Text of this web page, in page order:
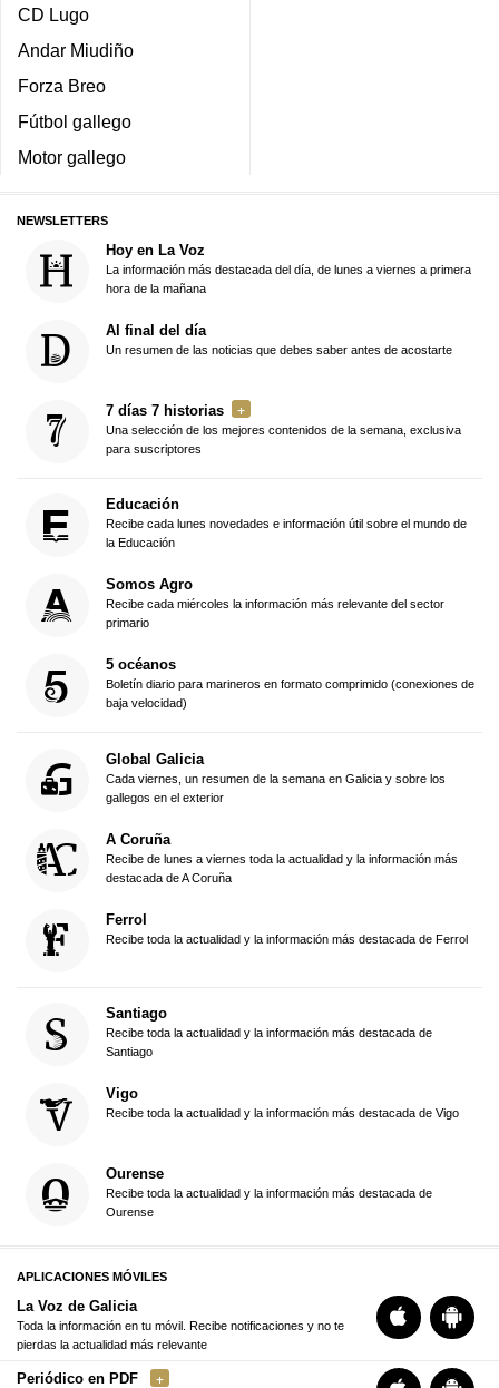
CD Lugo
Andar Miudiño
Forza Breo
Fútbol gallego
Motor gallego
NEWSLETTERS
Hoy en La Voz
La información más destacada del día, de lunes a viernes a primera
hora de la mañana
Al final del día
Un resumen de las noticias que debes saber antes de acostarte
7 días 7 historias
Una selección de los mejores contenidos de la semana, exclusiva
para suscriptores
Educación
Recibe cada lunes novedades e información útil sobre el mundo de
la Educación
Somos Agro
Recibe cada miércoles la información más relevante del sector
primario
5 océanos
Boletín diario para marineros en formato comprimido (conexiones de
baja velocidad)
Global Galicia
Cada viernes, un resumen de la semana en Galicia y sobre los
gallegos en el exterior
A Coruña
Recibe de lunes a viernes toda la actualidad y la información más
destacada de A Coruña
Ferrol
Recibe toda la actualidad y la información más destacada de Ferrol
Santiago
Recibe toda la actualidad y la información más destacada de
Santiago
Vigo
Recibe toda la actualidad y la información más destacada de Vigo
Ourense
Recibe toda la actualidad y la información más destacada de
Ourense
APLICACIONES MÓVILES
La Voz de Galicia
Toda la información en tu móvil. Recibe notificaciones y no te
pierdas la actualidad más relevante
Periódico en PDF